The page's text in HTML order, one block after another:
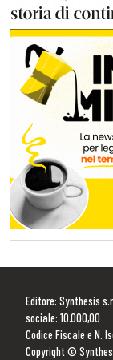
Editore: Synthesis
sociale: 10.000,00
Codice Fiscale e N.
Copyright ©